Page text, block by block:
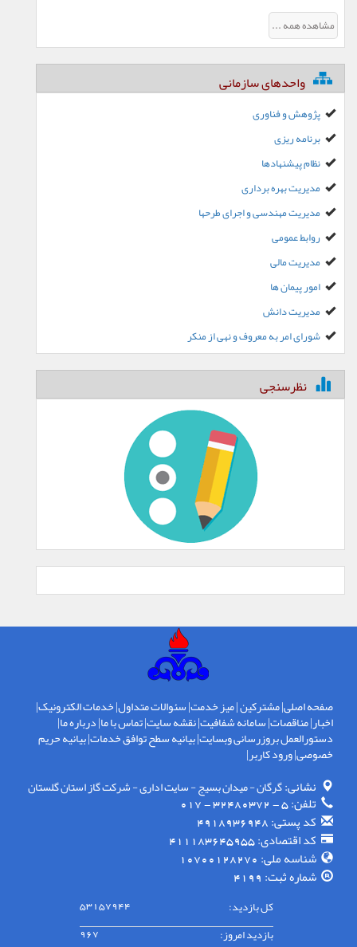
مشاهده همه ...
واحدهای سازمانی
پژوهش و فناوری
برنامه ریزی
نظام پیشنهادها
مدیریت بهره برداری
مدیریت مهندسی و اجرای طرحها
روابط عمومی
مدیریت مالی
امور پیمان ها
مدیریت دانش
شورای امر به معروف و نهی از منکر
نظرسنجی
صفحه اصلی|مشترکین|میز خدمت|سئوالات متداول|خدمات الکترونیک|
اخبار|مناقصات|سامانه شفافیت|نقشه سایت|تماس با ما|درباره ما|
دستورالعمل بروزرسانی وبسایت|بیانیه سطح توافق خدمات|بیانیه حریم
خصوصی|ورود کاربر|
نشانی:گرگان - ميدان بسيج - سايت اداری - شركت گاز استان گلستان
تلفن: 5 - 32480372 - 017
کد پستی: 4918936948
کد اقتصادی: 411183645955
شناسه ملی: 10700128270
شماره ثبت: 4199
کل بازدید: 53157944
بازدید امروز: 967